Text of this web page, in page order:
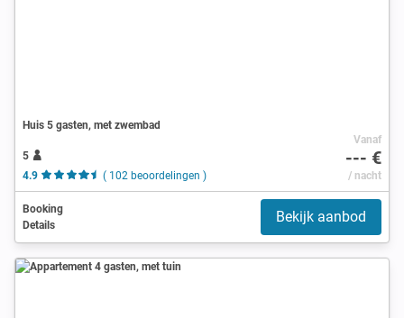
Huis 5 gasten, met zwembad
5
4.9
( 102 beoordelingen )
Vanaf
--- €
/ nacht
Booking
Details
Bekijk aanbod